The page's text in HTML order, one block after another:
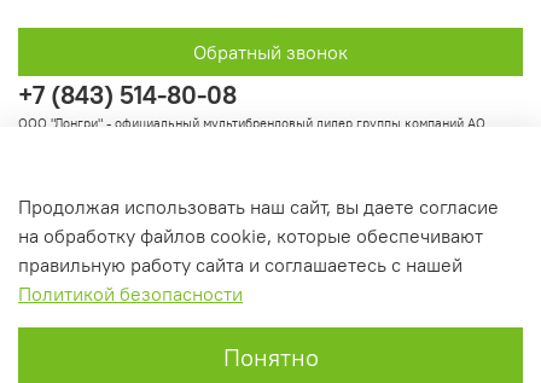
Информация
+7 (843) 514-80-08
ООО "Лонгри" - официальный мультибрендовый дилер группы компаний АО
Обратный звонок
Продолжая использовать наш сайт, вы даете согласие
на обработку файлов cookie, которые обеспечивают
правильную работу сайта и соглашаетесь с нашей
Политикой безопасности
Понятно